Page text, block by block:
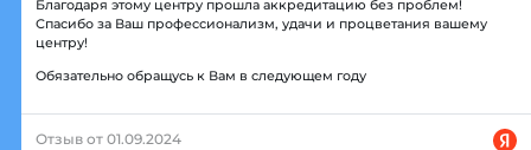
Благодаря этому центру прошла аккредитацию без проблем!
Спасибо за Ваш профессионализм, удачи и процветания вашему
центру!
Обязательно обращусь к Вам в следующем году
Отзыв от 01.09.2024